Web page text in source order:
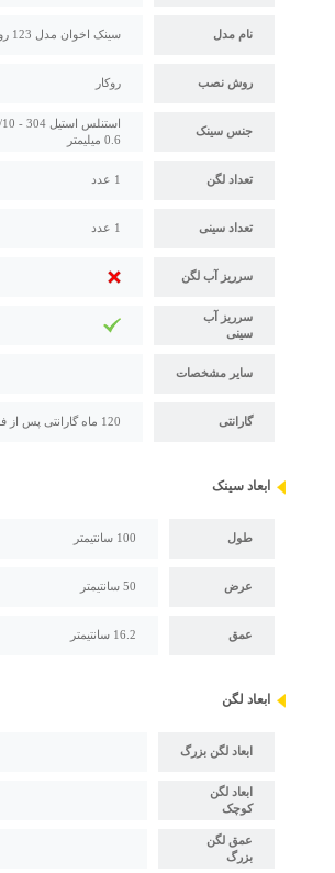
نام مدل سینک اخوان مدل 123 روکار چپ
روش نصب روکار
جنس سینک
0.6 میلیمتر
تعداد لگن 1 عدد
تعداد سینی 1 عدد
سرریز آب لگن
سرریز آب
سینی
سایر مشخصات
گارانتی 120 ماه گارانتی پس از فروش اخوان
ابعاد سینک
طول 100 سانتیمتر
عرض 50 سانتیمتر
عمق 16.2 سانتیمتر
ابعاد لگن
ابعاد لگن بزرگ
ابعاد لگن
کوچک
عمق لگن
بزرگ